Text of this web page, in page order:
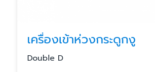
เครื่องเข้าห่วงกระดูกงู
Double D